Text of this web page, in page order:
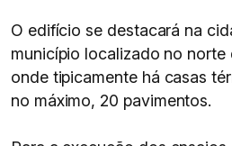
O edifício se destacará na
município localizado no
onde tipicamente há casas
no máximo, 20 pavimentos.